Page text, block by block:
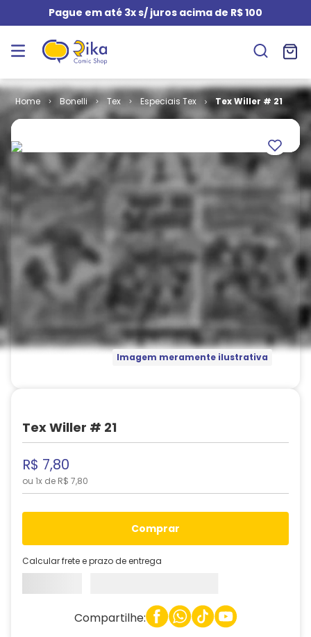
Pague em até 3x s/ juros acima de R$ 100
Bonelli Tex Especiais Tex Tex Willer # 21
Imagem meramente ilustrativa
Tex Willer # 21
R$ 7,80
ou 1x de R$ 7,80
comprar
Calcular frete e prazo de entrega
Compartilhe: